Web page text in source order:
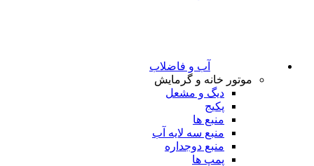
آب و فاضلاب
موتور خانه و گرمایش
دیگ و مشعل
پکیج
منبع ها
منبع سه لایه آب
منبع دوجداره
پمپ ها